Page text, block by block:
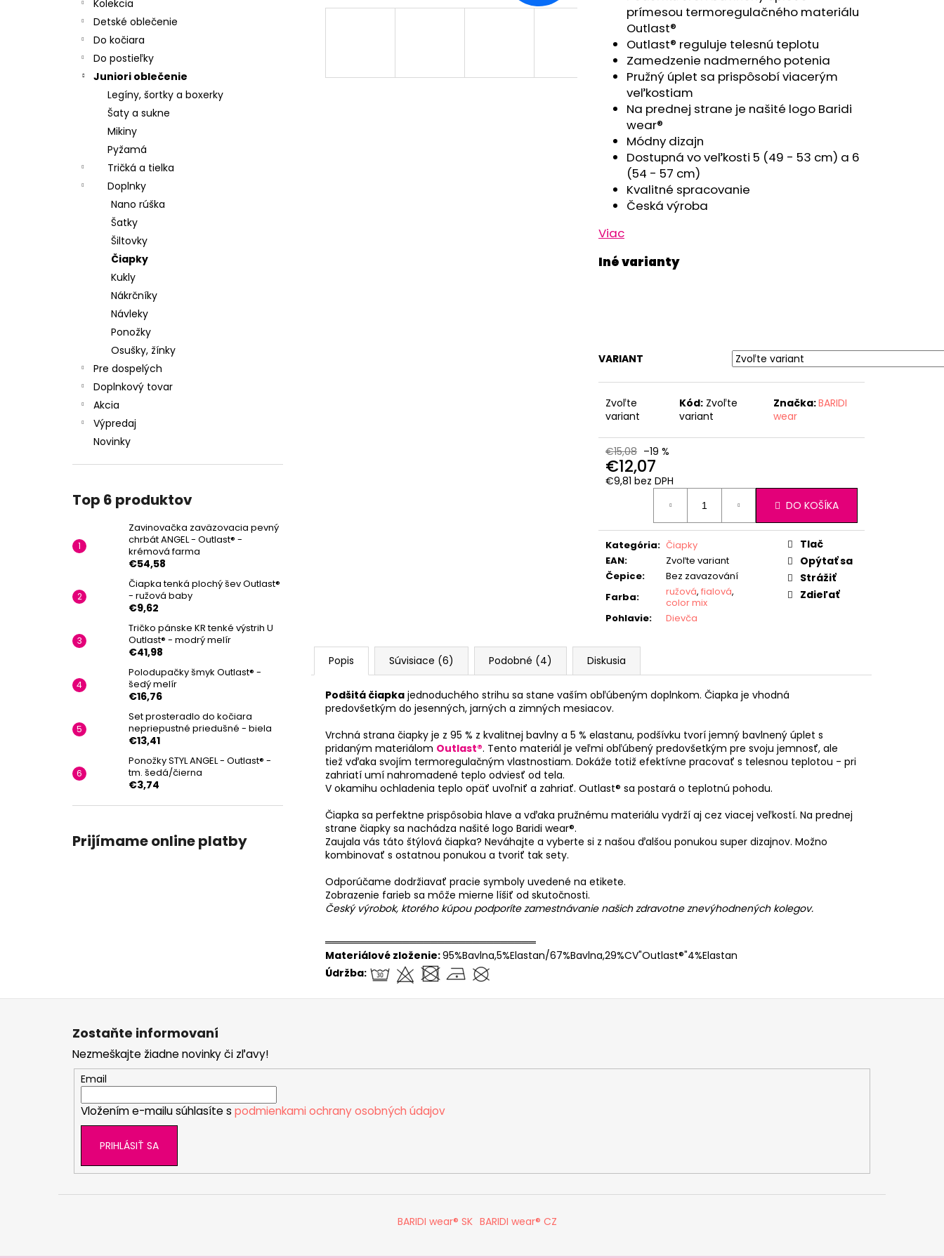
Kolekcia
Detské oblečenie
Do kočiara
Do postieľky
Juniori oblečenie
Legíny, šortky a boxerky
Šaty a sukne
Mikiny
Pyžamá
Tričká a tielka
Doplnky
Nano rúška
Šatky
Šiltovky
Čiapky
Kukly
Nákrčníky
Návleky
Ponožky
Osušky, žínky
Pre dospelých
Doplnkový tovar
Akcia
Výpredaj
Novinky
Top 6 produktov
Zavinovačka zaväzovacia pevný
chrbát ANGEL - Outlast® -
krémová farma
€54,58
Čiapka tenká plochý šev Outlast®
- ružová baby
€9,62
Tričko pánske KR tenké výstrih U
Outlast® - modrý melír
€41,98
Polodupačky šmyk Outlast® -
šedý melír
€16,76
Set prosteradlo do kočiara
nepriepustné priedušné - biela
€13,41
Ponožky STYL ANGEL - Outlast® -
tm. šedá/čierna
€3,74
Prijímame online platby
prímesou termoregulačného materiálu
Outlast®
Outlast® reguluje telesnú teplotu
Zamedzenie nadmerného potenia
Pružný úplet sa prispôsobí viacerým
veľkostiam
Na prednej strane je našité logo Baridi
wear®
Módny dizajn
Dostupná vo veľkosti 5 (49 - 53 cm) a 6
(54 - 57 cm)
Kvalitné spracovanie
Česká výroba
Viac
VARIANT
Zvoľte
variant
Kód: Zvoľte
variant
Značka:BARIDI
wear
€15,08 –19 %
€12,07
€9,81 bez DPH
DO KOŠÍKA
Kategória: Čiapky
EAN:
Zvoľte variant
Čepice:
Bez zavazování
Farba: ružová, fialová,
color mix
Pohlavie: Dievča
Tlač
Opýtať sa
Strážiť
Zdieľať
Popis Súvisiace (6) Podobné (4) Diskusia
Podšitá čiapka jednoduchého strihu sa stane vaším obľúbeným doplnkom. Čiapka je vhodná
predovšetkým do jesenných, jarných a zimných mesiacov.
Vrchná strana čiapky je z 95 % z kvalitnej bavlny a 5 % elastanu, podšívku tvorí jemný bavlnený úplet s
pridaným materiálom Outlast®. Tento materiál je veľmi obľúbený predovšetkým pre svoju jemnosť, ale
tiež vďaka svojím termoregulačným vlastnostiam. Dokáže totiž efektívne pracovať s telesnou teplotou - pri
zahriatí umí nahromadené teplo odviesť od tela.
V okamihu ochladenia teplo opäť uvoľniť a zahriať. Outlast® sa postará o teplotnú pohodu.
Čiapka sa perfektne prispôsobia hlave a vďaka pružnému materiálu vydrží aj cez viacej veľkostí. Na prednej
strane čiapky sa nachádza našité logo Baridi wear®.
Zaujala vás táto štýlová čiapka? Neváhajte a vyberte si z našou ďalšou ponukou super dizajnov. Možno
kombinovať s ostatnou ponukou a tvoriť tak sety.
Odporúčame dodržiavať pracie symboly uvedené na etikete.
Zobrazenie farieb sa môže mierne líšiť od skutočnosti.
Český výrobok, ktorého kúpou podporíte zamestnávanie našich zdravotne znevýhodnených kolegov.
══════════════════════════════
Materiálové zloženie:95%Bavlna,5%Elastan/67%Bavlna,29%CV"Outlast®"4%Elastan
Údržba:
€54,58
Zostaňte informovaní
Nezmeškajte žiadne novinky či zľavy!
Email
Vložením e-mailu súhlasíte s podmienkami ochrany osobných údajov
PRIHLÁSIŤ SA
BARIDI wear® SK BARIDI wear® CZ